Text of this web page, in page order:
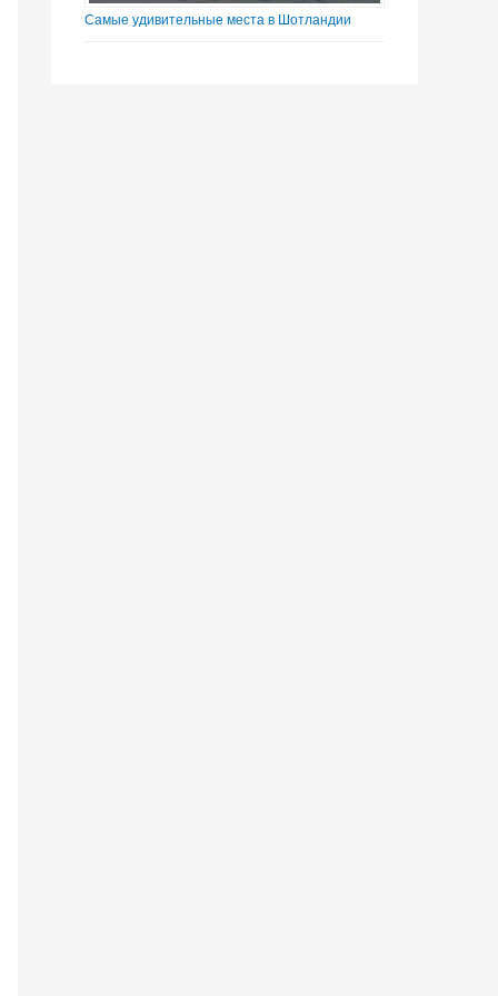
Самые удивительные места в Шотландии